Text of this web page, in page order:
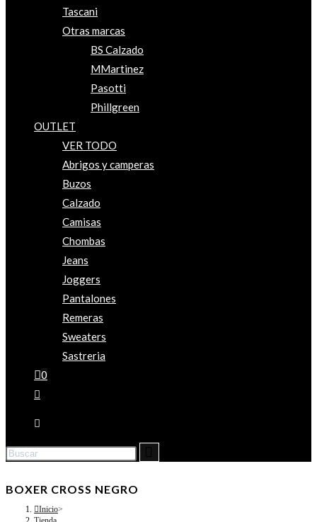
Tascani
Otras marcas
BS Calzado
MMartinez
Pasotti
Phillgreen
OUTLET
VER TODO
Abrigos y camperas
Buzos
Calzado
Camisas
Chombas
Jeans
Joggers
Pantalones
Remeras
Sweaters
Sastreria
0
BOXER CROSS NEGRO
Inicio>